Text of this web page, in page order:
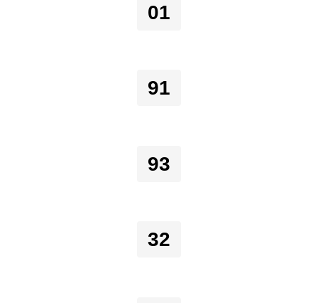
01
91
93
32